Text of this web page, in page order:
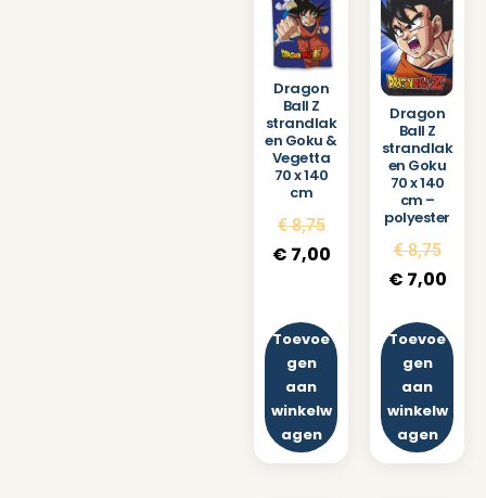
Dragon
Ball Z
strandlak
en Goku &
Vegetta
70 x 140
cm
€8,75
€ 7,00
Toevoe
gen
aan
winkelw
agen
Dragon
Ball Z
strandlak
en Goku
70 x 140
cm –
polyester
€8,75
€ 7,00
Toevoe
gen
aan
winkelw
agen